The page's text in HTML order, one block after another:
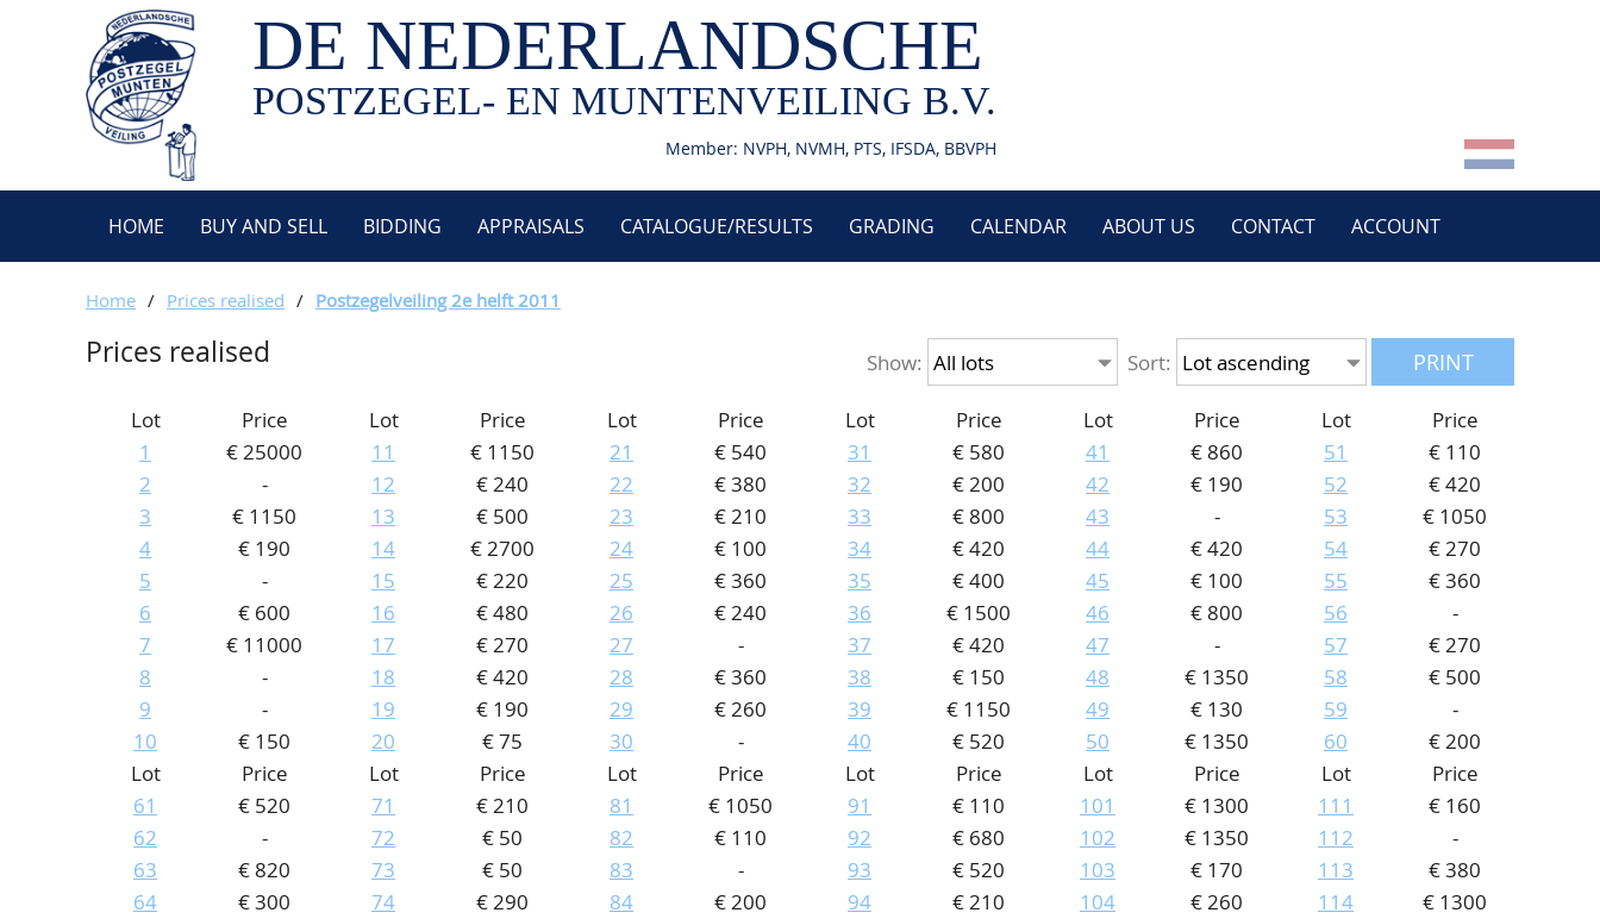
DE NEDERLANDSCHE
POSTZEGEL- EN MUNTENVEILING B.V.
Member: NVPH, NVMH, PTS, IFSDA, BBVPH
HOME BUY AND SELL BIDDING APPRAISALS CATALOGUE/RESULTS GRADING CALENDAR ABOUT US CONTACT ACCOUNT
Home / Prices realised / Postzegelveiling 2e helft 2011
PRINT
Show: Sort:
Prices realised
Lot
Price
1
€ 25000
2
-
3
€ 1150
4
€ 190
5
-
6
€ 600
7
€ 11000
8
-
9
-
10
€ 150
Lot
Price
11
€ 1150
12
€ 240
13
€ 500
14
€ 2700
15
€ 220
16
€ 480
17
€ 270
18
€ 420
19
€ 190
20
€ 75
Lot
Price
21
€ 540
22
€ 380
23
€ 210
24
€ 100
25
€ 360
26
€ 240
27
-
28
€ 360
29
€ 260
30
-
Lot
Price
31
€ 580
32
€ 200
33
€ 800
34
€ 420
35
€ 400
36
€ 1500
37
€ 420
38
€ 150
39
€ 1150
40
€ 520
Lot
Price
41
€ 860
42
€ 190
43
-
44
€ 420
45
€ 100
46
€ 800
47
-
48
€ 1350
49
€ 130
50
€ 1350
Lot
Price
51
€ 110
52
€ 420
53
€ 1050
54
€ 270
55
€ 360
56
-
57
€ 270
58
€ 500
59
-
60
€ 200
Lot
Price
61
€ 520
62
-
63
€ 820
64
€ 300
Lot
Price
71
€ 210
72
€ 50
73
€ 50
74
€ 290
Lot
Price
81
€ 1050
82
€ 110
83
-
84
€ 200
Lot
Price
91
€ 110
92
€ 680
93
€ 520
94
€ 210
Lot
Price
101
€ 1300
102
€ 1350
103
€ 170
104
€ 260
Lot
Price
111
€ 160
112
-
113
€ 380
114
€ 1300